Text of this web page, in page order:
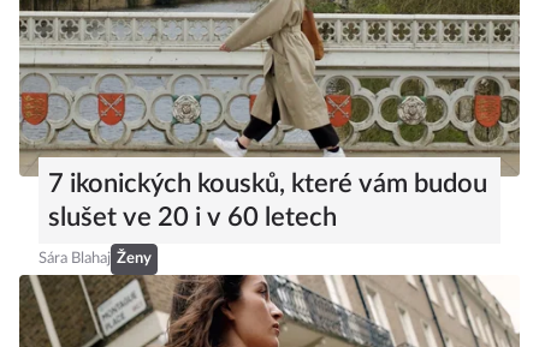
7 ikonických kousků, které vám budou
slušet ve 20 i v 60 letech
Sára Blahaj Ženy